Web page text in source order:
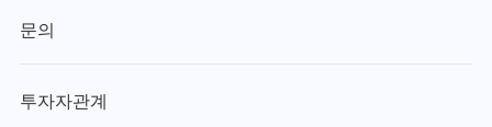
문의
투자자관계